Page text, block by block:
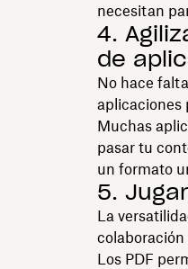
necesitan
4.
de
No hace
aplicaciones
Muchas
pasar tu
un formato
5.
La
colaboración
Los PDF